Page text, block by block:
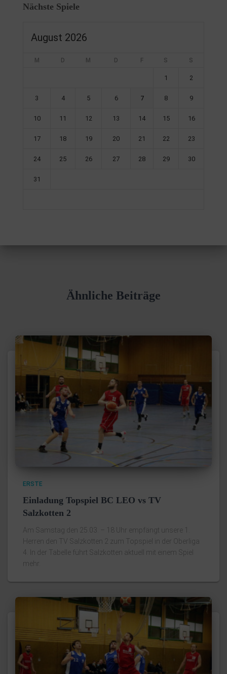
Nächste Spiele
August 2026
M D M D F S S
1 2
3 4 5 6 7 8 9
10 11 12 13 14 15 16
17 18 19 20 21 22 23
24 25 26 27 28 29 30
31
Ähnliche Beiträge
ERSTE
Einladung Topspiel BC LEO vs TV
Salzkotten 2
Am Samstag den 25.03. – 18 Uhr empfängt unsere 1.
Herren den TV Salzkotten 2 zum Topspiel in der Oberliga
4. In der Tabelle führt Salzkotten aktuell mit einem Spiel
mehr.